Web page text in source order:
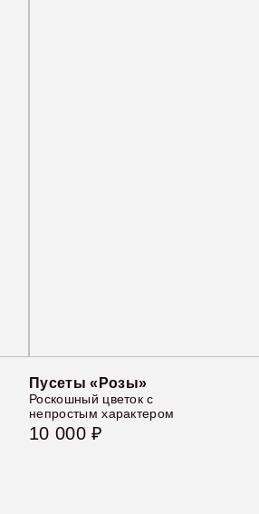
Пусеты «Розы»
Роскошный цветок с
непростым характером
10 000 ₽